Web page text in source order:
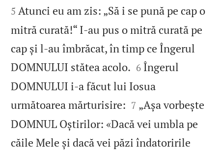
5 Atunci eu am zis: „Să i se pună pe cap o
mitră curată!“ I‑au pus o mitră curată pe
cap și l‑au îmbrăcat, în timp ce Îngerul
DOMNULUI stătea acolo. 

6 Îngerul
DOMNULUI i‑a făcut lui Iosua
următoarea mărturisire: 

7 „Așa vorbește
DOMNUL Oștirilor: «Dacă vei umbla pe
căile Mele și dacă vei păzi îndatoririle